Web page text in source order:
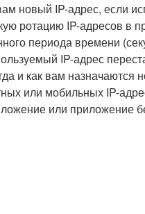
новый IP-адрес, если
ротацию IP-адресов в
периода времени
IP-адрес
и как вам
или мобильных IP-
или приложение